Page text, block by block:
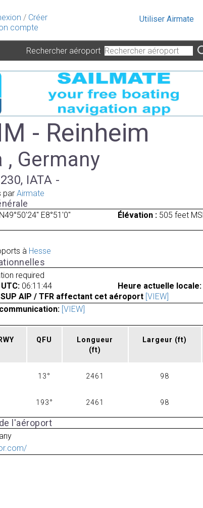
/ Créer
compte
Utiliser Airmate
Rechercher aéroport
- Reinheim
, Germany
IATA -
par Airmate
N49°50'24" E8°51'0" Élévation :505 feet
à Hesse
required
06:11:44
Heure actuelle locale:
AIP / TFR affectant cet aéroport [VIEW]
[VIEW]
QFU
Longueur
(ft)
Largeur (ft)
13° 2461 98
193° 2461 98
l'aéroport